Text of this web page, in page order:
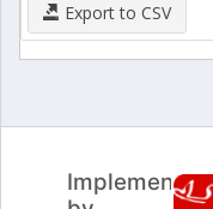
Export to CSV